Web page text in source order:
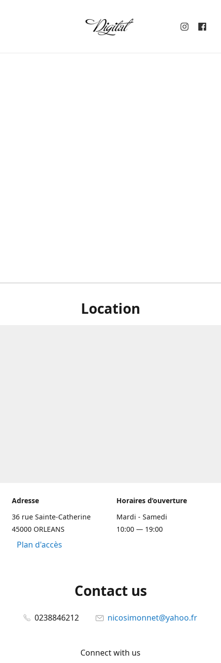
Location
Adresse
36 rue Sainte-Catherine
45000 ORLEANS
Plan d'accès
Horaires d’ouverture
Mardi - Samedi
10:00 — 19:00
Contact us
0238846212 nicosimonnet@yahoo.fr
Connect with us